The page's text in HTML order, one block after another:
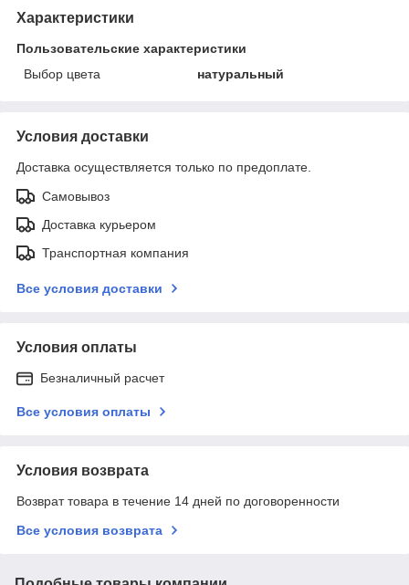
Характеристики
Пользовательские характеристики
Выбор цвета
натуральный
Условия доставки
Доставка осуществляется только по предоплате.
Самовывоз
Доставка курьером
Транспортная компания
Все условия доставки
Условия оплаты
Безналичный расчет
Все условия оплаты
Условия возврата
Возврат товара в течение 14 дней по договоренности
Все условия возврата